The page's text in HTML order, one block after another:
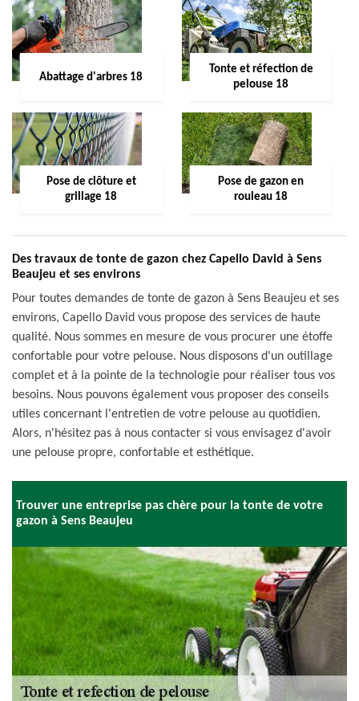
Abattage d'arbres 18
Tonte et réfection de
pelouse 18
Pose de clôture et
grillage 18
Pose de gazon en
rouleau 18
Des travaux de tonte de gazon chez Capello David à Sens
Beaujeu et ses environs
Pour toutes demandes de tonte de gazon à Sens Beaujeu et ses
environs, Capello David vous propose des services de haute
qualité. Nous sommes en mesure de vous procurer une étoffe
confortable pour votre pelouse. Nous disposons d'un outillage
complet et à la pointe de la technologie pour réaliser tous vos
besoins. Nous pouvons également vous proposer des conseils
utiles concernant l'entretien de votre pelouse au quotidien.
Alors, n'hésitez pas à nous contacter si vous envisagez d'avoir
une pelouse propre, confortable et esthétique.
Trouver une entreprise pas chère pour la tonte de votre
gazon à Sens Beaujeu